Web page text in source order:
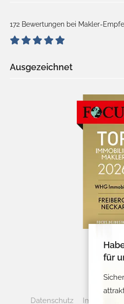
172 Bewertungen bei Makler-
Ausgezeichnet
Datenschutz Impressum
für